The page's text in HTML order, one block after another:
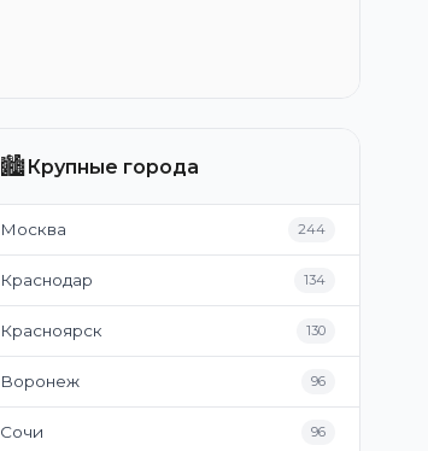
🏙️Крупные города
Москва 244
Краснодар 134
Красноярск 130
Воронеж 96
Сочи 96